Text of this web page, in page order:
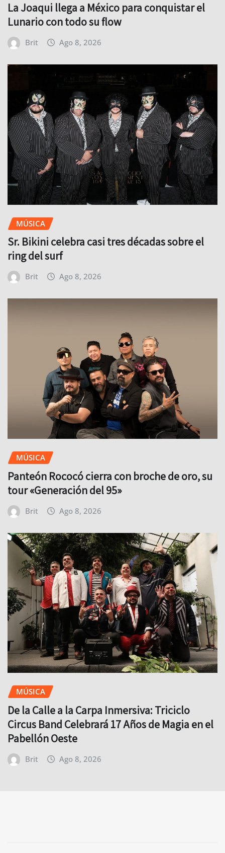
La Joaqui llega a México para conquistar el
Lunario con todo su flow
Brit Ago 8, 2026
MÚSICA
Sr. Bikini celebra casi tres décadas sobre el
ring del surf
Brit Ago 8, 2026
MÚSICA
Panteón Rococó cierra con broche de oro, su
tour «Generación del 95»
Brit Ago 8, 2026
MÚSICA
De la Calle a la Carpa Inmersiva: Triciclo
Circus Band Celebrará 17 Años de Magia en el
Pabellón Oeste
Brit Ago 8, 2026